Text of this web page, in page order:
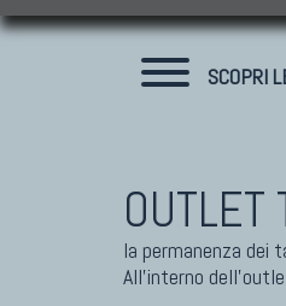
SCOPRI
OUTLET
la permanenza dei
All'interno